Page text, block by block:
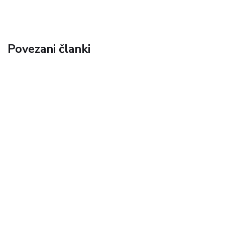
Povezani članki